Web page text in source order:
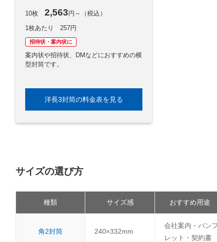
10枚2,563 円～（税込）
1枚あたり 257円
招待状・案内状に
案内状や招待状、DMなどにおすすめの横
型封筒です。
洋長3封筒の料金表を見る
サイズの選び方
種類 サイズ感 おすすめ用途
角2封筒 240×332mm
会社案内・パン
レット・契約書